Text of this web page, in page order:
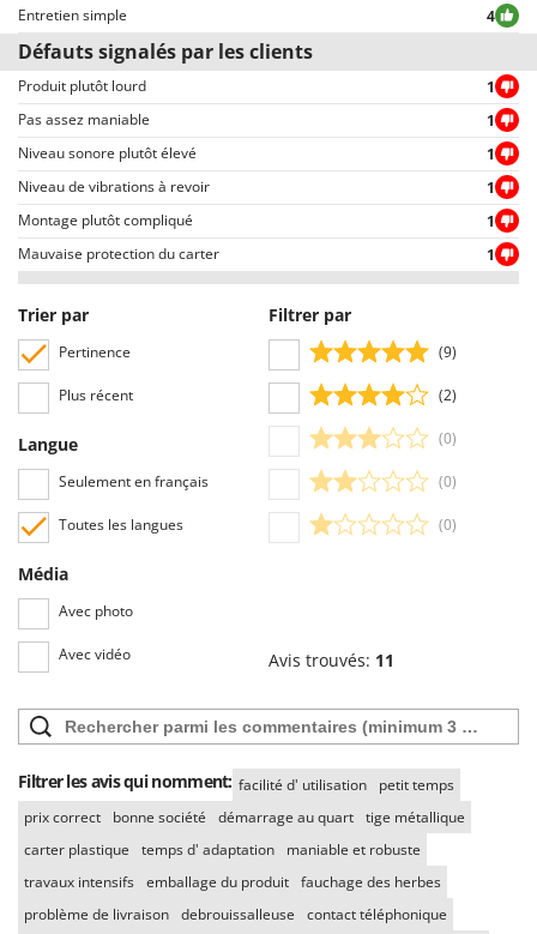
Manuel d'utilisation Oui
Entretien simple
4
Défauts signalés par les clients
Produit plutôt lourd
1
Pas assez maniable
1
Niveau sonore plutôt élevé
1
Niveau de vibrations à revoir
1
Montage plutôt compliqué
1
Mauvaise protection du carter
1
Trier par
Pertinence
Plus récent
Langue
Seulement en français
Toutes les langues
Média
Avec photo
Avec vidéo
Filtrer par
(9)
(2)
(0)
(0)
(0)
Avis trouvés: 11
Filtrer les avis qui nomment: facilité d' utilisation
petit temps
prix correct
bonne société démarrage au quart tige métallique
carter plastique
temps d' adaptation
maniable et robuste
travaux intensifs emballage du produit fauchage des herbes
problème de livraison debrouissalleuse
contact téléphonique